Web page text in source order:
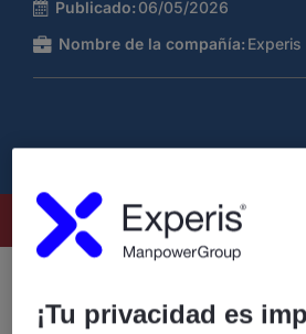
Publicado: 06/05/2026
Nombre de la compañía: Experis
Este puesto ya no está disponible
📍 Madrid (Modelo híbrido)
¡Tu privacidad es